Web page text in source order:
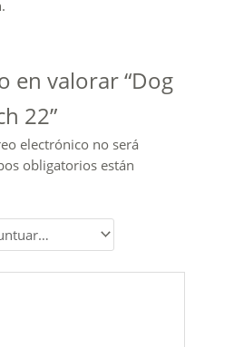
en valorar “Dog
22”
electrónico no será
obligatorios están